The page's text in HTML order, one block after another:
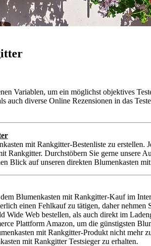
Variablen, um ein möglichst objektives
auch diverse Online Rezensionen in das
mit Rankgitter-Bestenliste zu
Rankgitter. Durchstöbern Sie gerne unsere
Blick auf unseren direkten Blumenkasten
Blumenkasten mit Rankgitter-Kauf im
einen Fehlkauf zu tätigen, daher
Web bestellen, als auch direkt im
Plattform Amazon, um die günstigsten
mit Rankgitter-Produkt nicht mehr
mit Rankgitter Testsieger zu erhalten.